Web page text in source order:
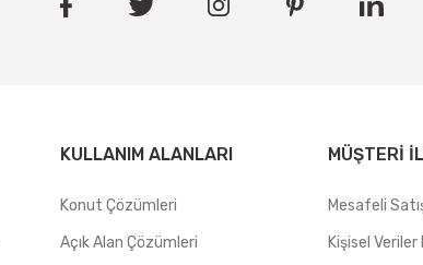
KULLANIM ALANLARI
Konut Çözümleri
Açık Alan Çözümleri
MÜŞTERI
Mesafeli
Kişisel Veriler